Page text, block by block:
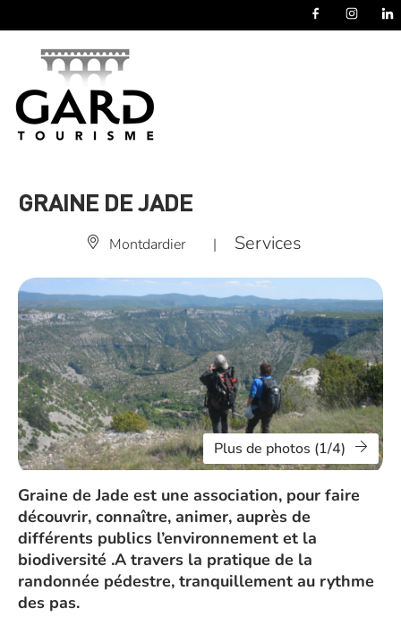
GRAINE DE JADE
Montdardier | Services
Plus de photos (1/4)
Graine de Jade est une association, pour faire
découvrir, connaître, animer, auprès de
différents publics l’environnement et la
biodiversité .A travers la pratique de la
randonnée pédestre, tranquillement au rythme
des pas.